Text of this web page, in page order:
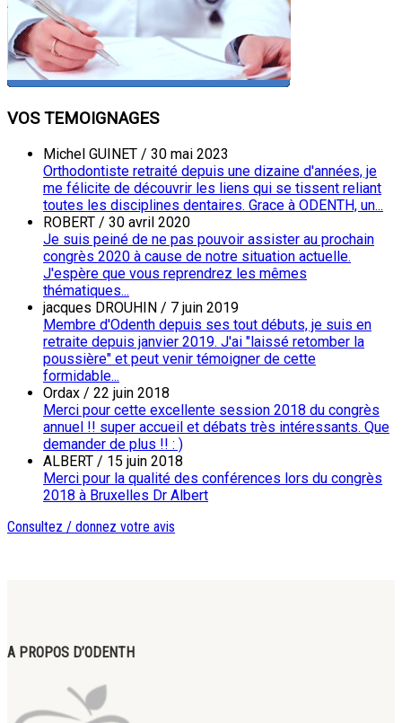
VOS TEMOIGNAGES
Michel GUINET / 30 mai 2023
Orthodontiste retraité depuis une dizaine d'années, je
me félicite de découvrir les liens qui se tissent reliant
toutes les disciplines dentaires. Grace à ODENTH, un...
ROBERT / 30 avril 2020
Je suis peiné de ne pas pouvoir assister au prochain
congrès 2020 à cause de notre situation actuelle.
J'espère que vous reprendrez les mêmes
thématiques...
jacques DROUHIN / 7 juin 2019
Membre d'Odenth depuis ses tout débuts, je suis en
retraite depuis janvier 2019. J'ai "laissé retomber la
poussière" et peut venir témoigner de cette
formidable...
Ordax / 22 juin 2018
Merci pour cette excellente session 2018 du congrès
annuel !! super accueil et débats très intéressants. Que
demander de plus !! : )
ALBERT / 15 juin 2018
Merci pour la qualité des conférences lors du congrès
2018 à Bruxelles Dr Albert
Consultez / donnez votre avis
A PROPOS D’ODENTH